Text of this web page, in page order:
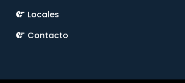
Locales
Contacto